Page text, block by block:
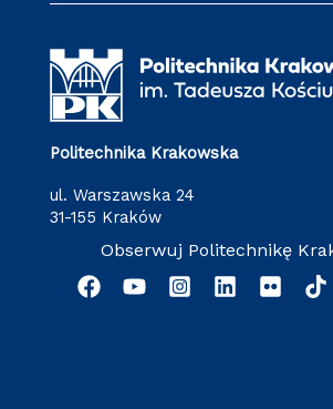
Politechnika Krakowska
ul. Warszawska 24
31-155 Kraków
Obserwuj Politechnikę